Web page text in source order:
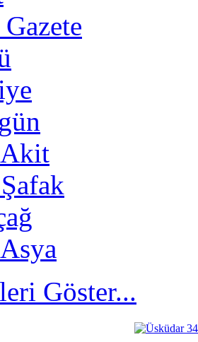
Göster...